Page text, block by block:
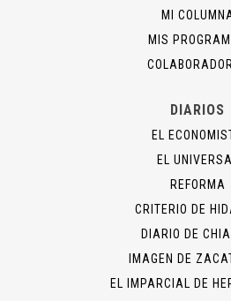
MI
MIS
DIARIOS
EL
EL
REFORMA
CRITERIO DE
DIARIO DE
IMAGEN DE
EL IMPARCIAL DE